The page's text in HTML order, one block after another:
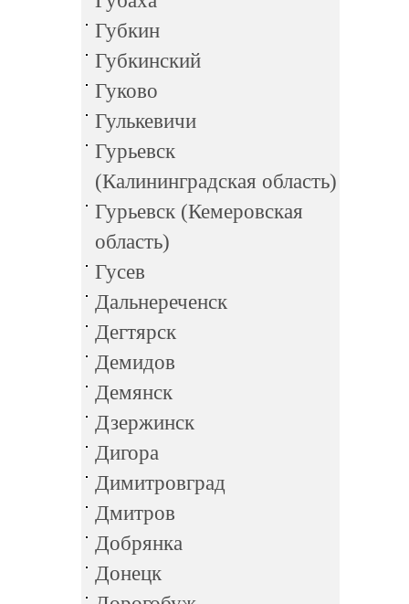
Губкин
Губкинский
Гуково
Гулькевичи
Гурьевск
(Калининградская область)
Гурьевск (Кемеровская
область)
Гусев
Дальнереченск
Дегтярск
Демидов
Демянск
Дзержинск
Дигора
Димитровград
Дмитров
Добрянка
Донецк